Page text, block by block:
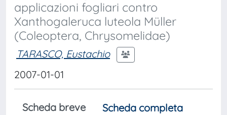
applicazioni fogliari contro
Xanthogaleruca luteola Müller
(Coleoptera, Chrysomelidae)
TARASCO, Eustachio
2007-01-01
Scheda breve
Scheda completa